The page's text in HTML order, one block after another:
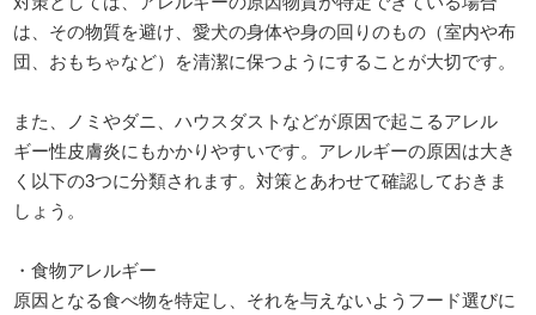
は、その物質を避け、愛犬の身体や身の回りのもの（室内や布
団、おもちゃなど）を清潔に保つようにすることが大切です。
また、ノミやダニ、ハウスダストなどが原因で起こるアレル
ギー性皮膚炎にもかかりやすいです。アレルギーの原因は大き
く以下の3つに分類されます。対策とあわせて確認しておきま
しょう。
・食物アレルギー
原因となる食べ物を特定し、それを与えないようフード選びに